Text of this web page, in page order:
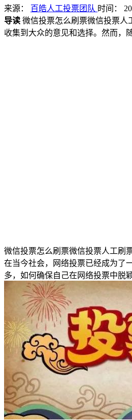
来源： 百皓人工投票团队 时间：
导读 微信投票怎么刷票微信投票人
收集到大众的意见和选择。然而，
微信投票怎么刷票微信投票人工刷
在当今社会，网络投票已经成为了
多，如何确保自己在网络投票中脱